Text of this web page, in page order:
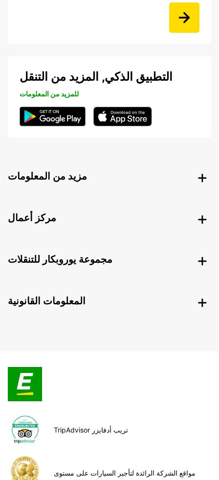
التطبيق الذكي, المزيد من التنقل
للمزيد من المعلومات
مزيد من المعلومات
مركز أعمال
مجموعة يوروبكار للتنقلات
المعلومات القانونية
TripAdvisor تريب أدفايزر
مواقع الشركة الرائدة لتأجير السيارات على مستوى